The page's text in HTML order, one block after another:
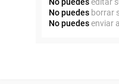
No puedes borrar
No puedesenviar